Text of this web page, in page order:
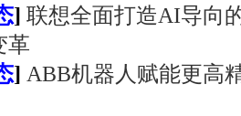
] 联想全面打造AI导向
革
] ABB机器人赋能更高